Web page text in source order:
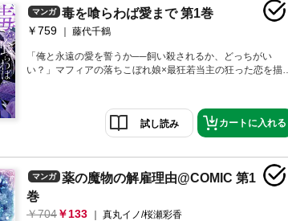
マンガ 毒を喰らわば愛まで 第1巻
￥759 藤代千鶴
「俺と永遠の愛を誓うか──飼い殺されるか、どっちがい
い？」マフィアの落ちこぼれ娘×最狂若当主の狂った恋を描く
落とし子・ルチアーナ。孤児院を営む穏やかな日々は、現当
主（キング）からの招集命令で一変した。婚約者を伴い次期
当主を決める「宣誓式」に出なければ、永久追放されるとい
が、何故か敵対組織の若当主であり“毒”のように危険な男・ラ
ルから結婚を申し込まれて…！？
試し読み カートに入れる
マンガ
薬の魔物の解雇理由@COMIC 第1
巻
704 133 真丸イノ/桜瀬彩香